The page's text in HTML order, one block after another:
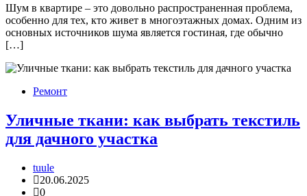
Шум в квартире – это довольно распространенная проблема,
особенно для тех, кто живет в многоэтажных домах. Одним из
основных источников шума является гостиная, где обычно
[…]
Ремонт
Уличные ткани: как выбрать текстиль
для дачного участка
tuule
20.06.2025
0